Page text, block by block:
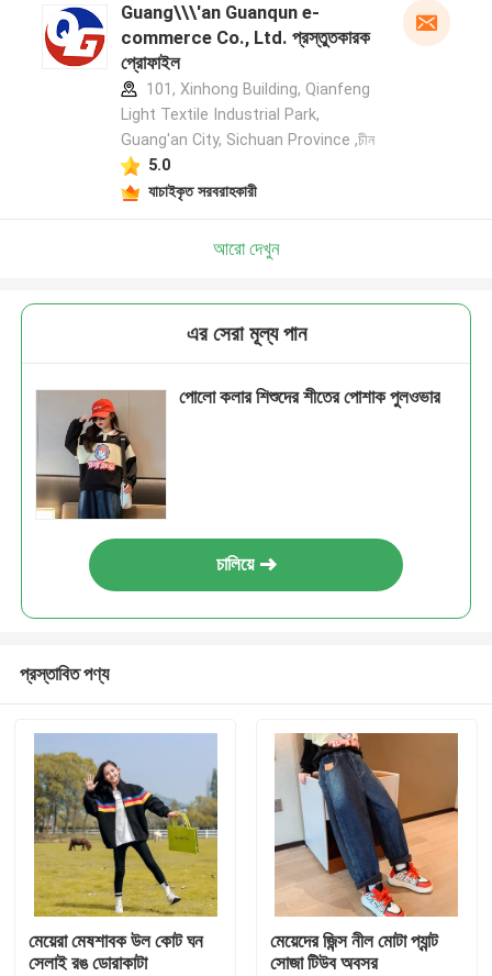
Guang\\\'an Guanqun e-
commerce Co., Ltd. প্রস্তুতকারক
প্রোফাইল
101, Xinhong Building, Qianfeng
Light Textile Industrial Park,
Guang'an City, Sichuan Province ,চীন
5.0
যাচাইকৃত সরবরাহকারী
আরো দেখুন
এর সেরা মূল্য পান
পোলো কলার শিশুদের শীতের পোশাক পুলওভার
চালিয়ে
প্রস্তাবিত পণ্য
মেয়েরা মেষশাবক উল কোট ঘন
সেলাই রঙ ডোরাকাটা
মেয়েদের জিন্স নীল মোটা প্যান্ট
সোজা টিউব অবসর